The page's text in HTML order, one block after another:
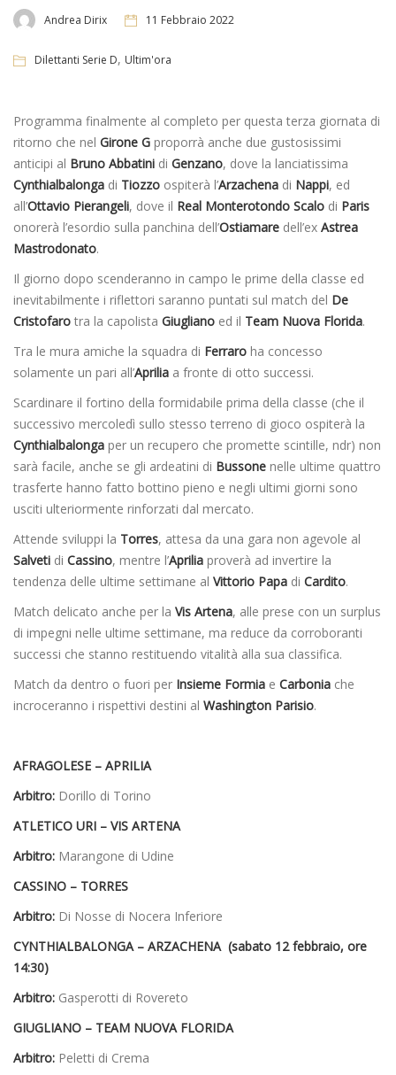
Andrea Dirix 11 Febbraio 2022
Dilettanti Serie D, Ultim'ora
Programma finalmente al completo per questa terza giornata di
ritorno che nel Girone G proporrà anche due gustosissimi
anticipi al Bruno Abbatini di Genzano, dove la lanciatissima
Cynthialbalonga di Tiozzo ospiterà l’Arzachena di Nappi, ed
all’Ottavio Pierangeli, dove il Real Monterotondo Scalo di Paris
onorerà l’esordio sulla panchina dell’Ostiamare dell’ex Astrea
Mastrodonato.
Il giorno dopo scenderanno in campo le prime della classe ed
inevitabilmente i riflettori saranno puntati sul match del De
Cristofaro tra la capolista Giugliano ed il Team Nuova Florida.
Tra le mura amiche la squadra di Ferraro ha concesso
solamente un pari all’Aprilia a fronte di otto successi.
Scardinare il fortino della formidabile prima della classe (che il
successivo mercoledì sullo stesso terreno di gioco ospiterà la
Cynthialbalonga per un recupero che promette scintille, ndr) non
sarà facile, anche se gli ardeatini di Bussone nelle ultime quattro
trasferte hanno fatto bottino pieno e negli ultimi giorni sono
usciti ulteriormente rinforzati dal mercato.
Attende sviluppi la Torres, attesa da una gara non agevole al
Salveti di Cassino, mentre l’Aprilia proverà ad invertire la
tendenza delle ultime settimane al Vittorio Papa di Cardito.
Match delicato anche per la Vis Artena, alle prese con un surplus
di impegni nelle ultime settimane, ma reduce da corroboranti
successi che stanno restituendo vitalità alla sua classifica.
Match da dentro o fuori per Insieme Formia e Carbonia che
incroceranno i rispettivi destini al Washington Parisio.
AFRAGOLESE – APRILIA
Arbitro: Dorillo di Torino
ATLETICO URI – VIS ARTENA
Arbitro: Marangone di Udine
CASSINO – TORRES
Arbitro: Di Nosse di Nocera Inferiore
CYNTHIALBALONGA – ARZACHENA (sabato 12 febbraio, ore
14:30)
Arbitro: Gasperotti di Rovereto
GIUGLIANO – TEAM NUOVA FLORIDA
Arbitro: Peletti di Crema